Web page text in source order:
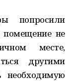
попросили
помещение не
месте,
другими
необходимую